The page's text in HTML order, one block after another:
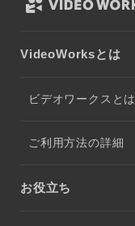
VideoWorksとは
ビデオワークスとは
ご利用方法の詳細
お役立ち